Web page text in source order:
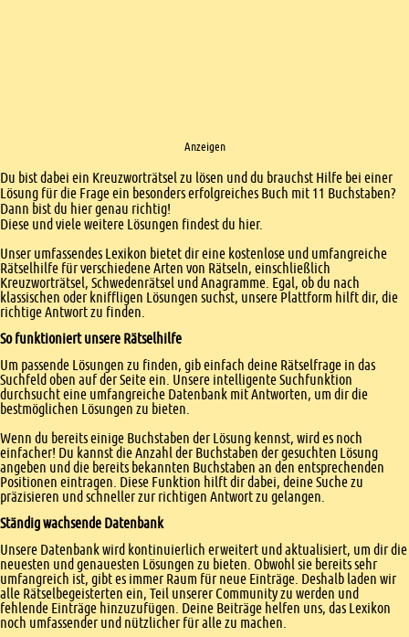
Anzeigen
Einleitung
Du bist dabei ein Kreuzworträtsel zu lösen und du brauchst Hilfe bei einer
Lösung für die Frage ein besonders erfolgreiches Buch mit 11 Buchstaben?
Dann bist du hier genau richtig!
Diese und viele weitere Lösungen findest du hier.
Unser umfassendes Lexikon bietet dir eine kostenlose und umfangreiche
Rätselhilfe für verschiedene Arten von Rätseln, einschließlich
Kreuzworträtsel, Schwedenrätsel und Anagramme. Egal, ob du nach
klassischen oder kniffligen Lösungen suchst, unsere Plattform hilft dir, die
richtige Antwort zu finden.
So funktioniert unsere Rätselhilfe
Um passende Lösungen zu finden, gib einfach deine Rätselfrage in das
Suchfeld oben auf der Seite ein. Unsere intelligente Suchfunktion
durchsucht eine umfangreiche Datenbank mit Antworten, um dir die
bestmöglichen Lösungen zu bieten.
Wenn du bereits einige Buchstaben der Lösung kennst, wird es noch
einfacher! Du kannst die Anzahl der Buchstaben der gesuchten Lösung
angeben und die bereits bekannten Buchstaben an den entsprechenden
Positionen eintragen. Diese Funktion hilft dir dabei, deine Suche zu
präzisieren und schneller zur richtigen Antwort zu gelangen.
Ständig wachsende Datenbank
Unsere Datenbank wird kontinuierlich erweitert und aktualisiert, um dir die
neuesten und genauesten Lösungen zu bieten. Obwohl sie bereits sehr
umfangreich ist, gibt es immer Raum für neue Einträge. Deshalb laden wir
alle Rätselbegeisterten ein, Teil unserer Community zu werden und
fehlende Einträge hinzuzufügen. Deine Beiträge helfen uns, das Lexikon
noch umfassender und nützlicher für alle zu machen.